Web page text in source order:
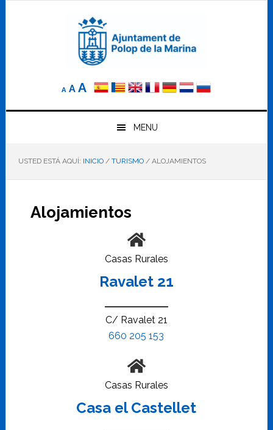
A
Reducir
elA Tamaño
AAumentar
el
tamaño
letra
MENU
USTED ESTÁ AQUÍ: INICIO / TURISMO /ALOJAMIENTOS
Alojamientos
Casas Rurales
Ravalet 21
C/ Ravalet 21
660 205 153
Casas Rurales
Casa el Castellet